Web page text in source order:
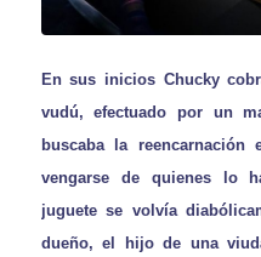
En sus inicios Chucky
vudú, efectuado por un
buscaba la
vengarse de quienes lo
juguete se volvía
dueño, el hijo de una